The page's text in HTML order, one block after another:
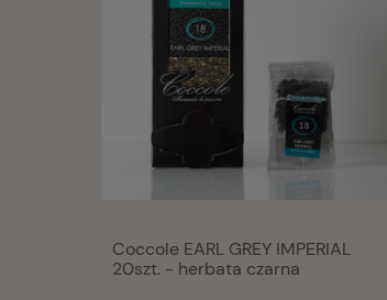
Coccole EARL GREY IMPERIAL
20szt. - herbata czarna